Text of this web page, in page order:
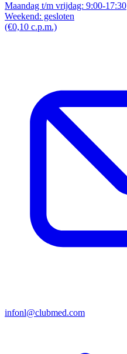
Maandag t/m vrijdag: 9:00-17:30
Weekend: gesloten
(€0,10 c.p.m.)
infonl@clubmed.com